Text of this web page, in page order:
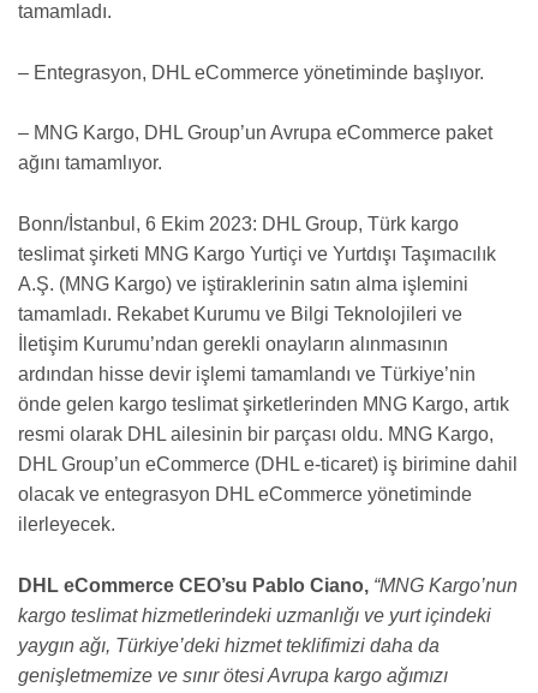
tamamladı.
– Entegrasyon, DHL eCommerce yönetiminde başlıyor.
– MNG Kargo, DHL Group’un Avrupa eCommerce paket
ağını tamamlıyor.
Bonn/İstanbul, 6 Ekim 2023: DHL Group, Türk kargo
teslimat şirketi MNG Kargo Yurtiçi ve Yurtdışı Taşımacılık
A.Ş. (MNG Kargo) ve iştiraklerinin satın alma işlemini
tamamladı. Rekabet Kurumu ve Bilgi Teknolojileri ve
İletişim Kurumu’ndan gerekli onayların alınmasının
ardından hisse devir işlemi tamamlandı ve Türkiye’nin
önde gelen kargo teslimat şirketlerinden MNG Kargo, artık
resmi olarak DHL ailesinin bir parçası oldu. MNG Kargo,
DHL Group’un eCommerce (DHL e-ticaret) iş birimine dahil
olacak ve entegrasyon DHL eCommerce yönetiminde
ilerleyecek.
DHL eCommerce CEO’su Pablo Ciano, “MNG Kargo’nun
kargo teslimat hizmetlerindeki uzmanlığı ve yurt içindeki
yaygın ağı, Türkiye’deki hizmet teklifimizi daha da
genişletmemize ve sınır ötesi Avrupa kargo ağımızı